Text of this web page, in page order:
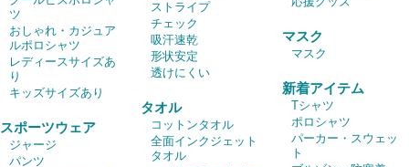
ツ
おしゃれ・カジュア
ルポロシャツ
レディースサイズあ
り
キッズサイズあり
スポーツウェア
ジャージ
パンツ
ストライプ
チェック
吸汗速乾
形状安定
透けにくい
タオル
コットンタオル
全面インクジェット
タオル
マスク
マスク
新着アイテム
Tシャツ
ポロシャツ
パーカー・スウェッ
ト